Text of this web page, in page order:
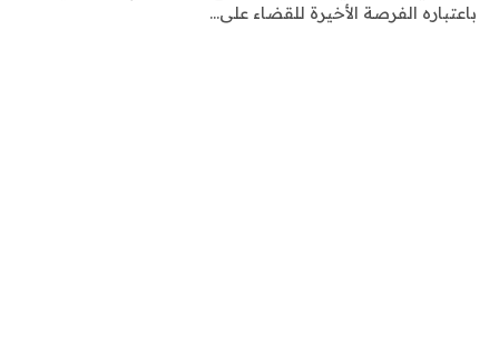
باعتباره الفرصة الأخيرة للقضاء على…